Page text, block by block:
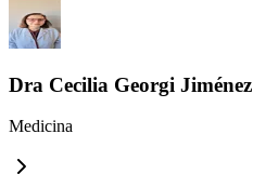
Dra Cecilia Georgi Jiménez
Medicina